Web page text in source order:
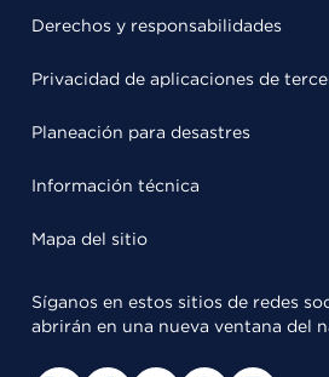
Derechos y responsabilidades
Privacidad de aplicaciones de
Planeación para desastres
Información técnica
Mapa del sitio
Síganos en estos sitios de redes
abrirán en una nueva ventana del